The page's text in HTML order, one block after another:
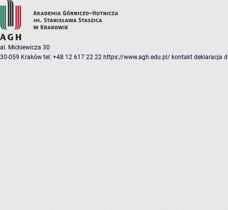
al. Mickiewicza 30
30-059 Kraków tel: +48 12 617 22 22 https://www.agh.edu.pl/ kontakt deklaracja